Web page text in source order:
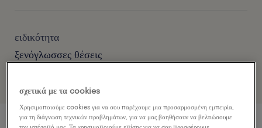
ειδικότητα
ξενόγλωσσες θέσεις
σχετικά με τα cookies
Χρησιμοποιούμε cookies για να σου παρέχουμε μια προσαρμοσμένη εμπειρία,
για τη διάγνωση τεχνικών προβλημάτων, για να μας βοηθήσουν να βελτιώσουμε